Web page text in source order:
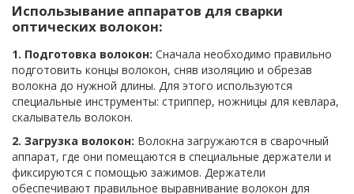
Использывание аппаратов для сварки
оптических волокон:
1. Подготовка волокон: Сначала необходимо правильно
подготовить концы волокон, сняв изоляцию и обрезав
волокна до нужной длины. Для этого используются
специальные инструменты: стриппер, ножницы для кевлара,
скалыватель волокон.
2. Загрузка волокон: Волокна загружаются в сварочный
аппарат, где они помещаются в специальные держатели и
фиксируются с помощью зажимов. Держатели
обеспечивают правильное выравнивание волокон для